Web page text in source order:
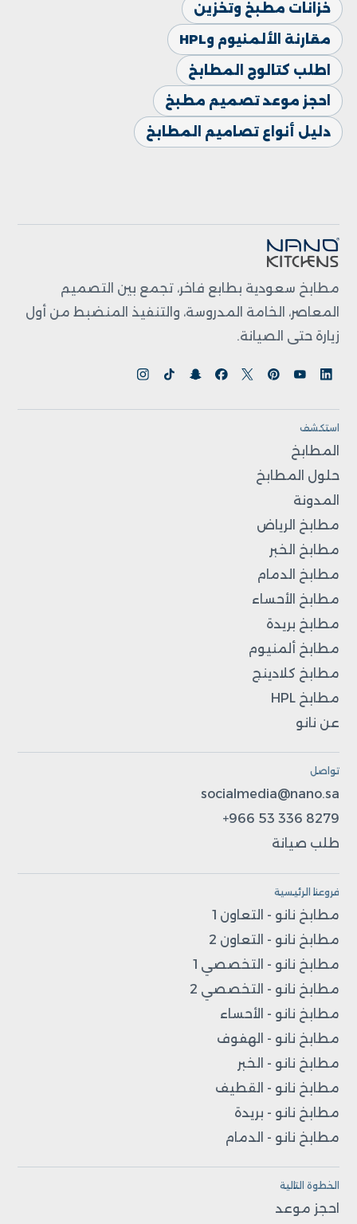
خزانات مطبخ وتخزين
مقارنة الألمنيوم وHPL
اطلب كتالوج المطابخ
احجز موعد تصميم مطبخ
دليل أنواع تصاميم المطابخ
مطابخ سعودية بطابع فاخر، تجمع بين التصميم
المعاصر، الخامة المدروسة، والتنفيذ المنضبط من أول
زيارة حتى الصيانة.
استكشف
المطابخ
حلول المطابخ
المدونة
مطابخ الرياض
مطابخ الخبر
مطابخ الدمام
مطابخ الأحساء
مطابخ بريدة
مطابخ ألمنيوم
مطابخ كلادينج
مطابخ HPL
عن نانو
تواصل
socialmedia@nano.sa
+966 53 336 8279
طلب صيانة
فروعنا الرئيسية
مطابخ نانو - التعاون 1
مطابخ نانو - التعاون 2
مطابخ نانو - التخصصي 1
مطابخ نانو - التخصصي 2
مطابخ نانو - الأحساء
مطابخ نانو - الهفوف
مطابخ نانو - الخبر
مطابخ نانو - القطيف
مطابخ نانو - بريدة
مطابخ نانو - الدمام
الخطوة التالية
احجز موعد